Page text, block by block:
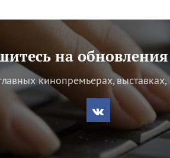
на обновления
кинопремьерах, выставках,